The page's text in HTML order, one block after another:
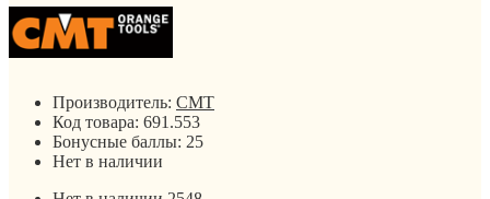
Производитель: CMT
Код товара: 691.553
Бонусные баллы: 25
Нет в наличии